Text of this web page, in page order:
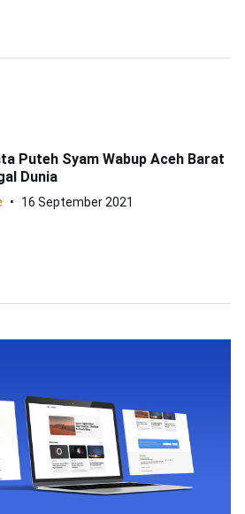
Puteh Syam Wabup Aceh Barat
Dunia
16 September 2021